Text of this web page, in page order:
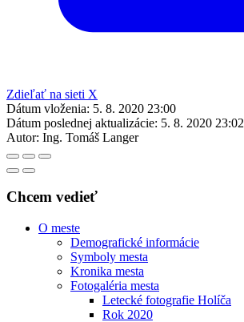
Zdieľať na sieti X
Dátum vloženia: 5. 8. 2020 23:00
Dátum poslednej aktualizácie: 5. 8. 2020 23:02
Autor: Ing. Tomáš Langer
Chcem vedieť
O meste
Demografické informácie
Symboly mesta
Kronika mesta
Fotogaléria mesta
Letecké fotografie Holíča
Rok 2020